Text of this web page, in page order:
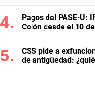
Pagos del PASE-U:
Colón desde el 10
CSS pide a
de antigüedad: